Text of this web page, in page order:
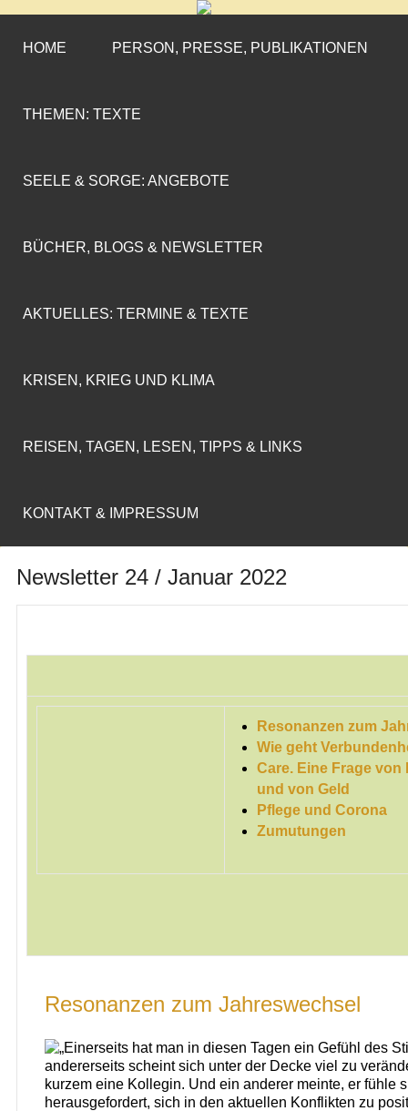
CORNELIA COENEN-
MARX
»ENGAGEMENT MIT PROFIL«
HOME PERSON, PRESSE, PUBLIKATIONEN
THEMEN: TEXTE
SEELE & SORGE: ANGEBOTE
BÜCHER, BLOGS & NEWSLETTER
AKTUELLES: TERMINE & TEXTE
KRISEN, KRIEG UND KLIMA
REISEN, TAGEN, LESEN, TIPPS & LINKS
KONTAKT & IMPRESSUM
Newsletter 24 / Januar 2022
Resonanzen zum
Wie geht
Care. Eine Frage von
und von Geld
Pflege und Corona
Zumutungen
Resonanzen zum Jahreswechsel
„Einerseits hat man in diesen Tagen ein Gefühl des
andererseits scheint sich unter der Decke viel zu
kurzem eine Kollegin. Und ein anderer meinte, er fühle
herausgefordert, sich in den aktuellen Konflikten zu